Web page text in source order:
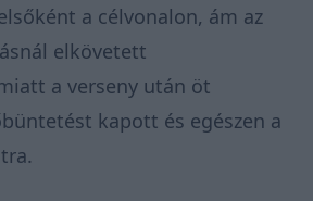
a célvonalon, ám az
elkövetett
a verseny után öt
kapott és egészen a